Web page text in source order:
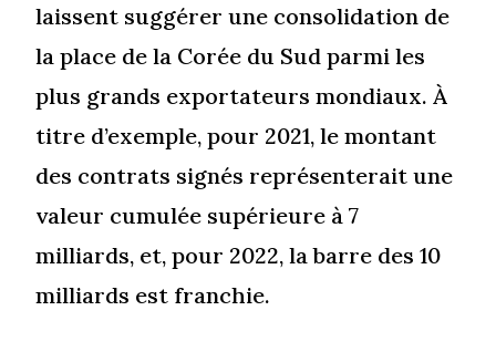
laissent suggérer une consolidation de
la place de la Corée du Sud parmi les
plus grands exportateurs mondiaux. À
titre d’exemple, pour 2021, le montant
des contrats signés représenterait une
valeur cumulée supérieure à 7
milliards, et, pour 2022, la barre des 10
milliards est franchie.